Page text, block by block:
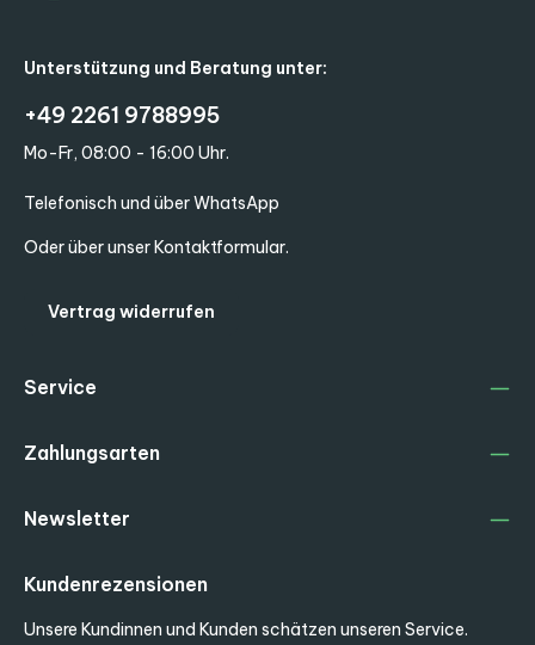
Unterstützung und Beratung unter:
+49 2261 9788995
Mo-Fr, 08:00 - 16:00 Uhr.
Telefonisch und über WhatsApp
Oder über unserKontaktformular.
Vertrag widerrufen
Service
Zahlungsarten
Kundenrezensionen
Unsere Kundinnen und Kunden schätzen unseren Service.
Newsletter